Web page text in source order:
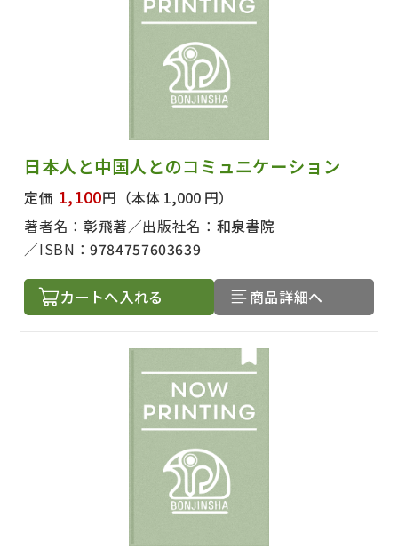
日本人と中国人とのコミュニケーション
定価 1,100円 （本体 1,000 円）
著者名： 彰飛著 出版社名： 和泉書院
ISBN：9784757603639
カートへ入れる 商品詳細へ